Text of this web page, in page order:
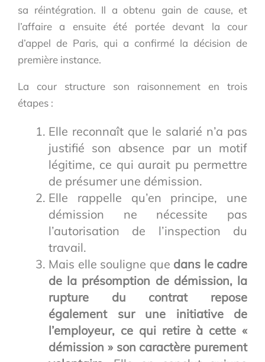
sa réintégration. Il a obtenu gain de cause, et
l’affaire a ensuite été portée devant la cour
d’appel de Paris, qui a confirmé la décision de
première instance.
La cour structure son raisonnement en trois
étapes :
Elle reconnaît que le salarié n’a pas
justifié son absence par un motif
légitime, ce qui aurait pu permettre
de présumer une démission.
Elle rappelle qu’en principe, une
démission ne nécessite pas
l’autorisation de l’inspection du
travail.
Mais elle souligne que dans le cadre
de la présomption de démission, la
rupture du contrat repose
également sur une initiative de
l’employeur, ce qui retire à cette «
démission » son caractère purement